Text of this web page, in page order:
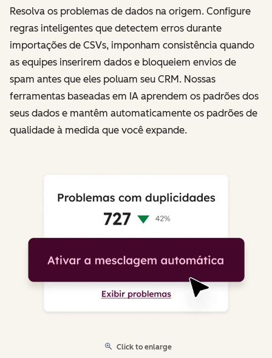
Resolva os problemas de dados na origem. Configure
regras inteligentes que detectem erros durante
importações de CSVs, imponham consistência quando
as equipes inserirem dados e bloqueiem envios de
spam antes que eles poluam seu CRM. Nossas
ferramentas baseadas em IA aprendem os padrões dos
seus dados e mantêm automaticamente os padrões de
qualidade à medida que você expande.
Click to enlarge